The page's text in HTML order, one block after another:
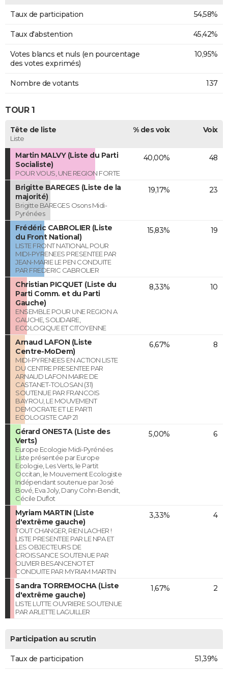
Taux de participation 54,58%
Taux d'abstention 45,42%
Votes blancs et nuls (en pourcentage
des votes exprimés)
10,95%
Nombre de votants 137
TOUR 1
Tête de liste
Liste
% des voix Voix
Martin MALVY (Liste du Parti
Socialiste)
POUR VOUS, UNE REGION FORTE
40,00% 48
Brigitte BAREGES (Liste de la
majorité)
Brigitte BAREGES Osons Midi-
Pyrénées
19,17% 23
Frédéric CABROLIER (Liste
du Front National)
LISTE FRONT NATIONAL POUR
MIDI-PYRENEES PRESENTEE PAR
JEAN-MARIE LE PEN CONDUITE
PAR FREDERIC CABROLIER
15,83% 19
Christian PICQUET (Liste du
Parti Comm. et du Parti
Gauche)
ENSEMBLE POUR UNE REGION A
GAUCHE, SOLIDAIRE,
ECOLOGIQUE ET CITOYENNE
8,33% 10
Arnaud LAFON (Liste
Centre-MoDem)
MIDI-PYRENEES EN ACTION LISTE
DU CENTRE PRESENTEE PAR
ARNAUD LAFON MAIRE DE
CASTANET-TOLOSAN (31)
SOUTENUE PAR FRANCOIS
BAYROU, LE MOUVEMENT
DEMOCRATE ET LE PARTI
ECOLOGISTE CAP 21
6,67% 8
Gérard ONESTA (Liste des
Verts)
Europe Ecologie Midi-Pyrénées
Liste présentée par Europe
Ecologie, Les Verts, le Partit
Occitan, le Mouvement Ecologiste
Indépendant soutenue par José
Bové, Eva Joly, Dany Cohn-Bendit,
Cécile Duflot
5,00% 6
Myriam MARTIN (Liste
d'extrême gauche)
TOUT CHANGER, RIEN LACHER !
LISTE PRESENTEE PAR LE NPA ET
LES OBJECTEURS DE
CROISSANCE SOUTENUE PAR
OLIVIER BESANCENOT ET
CONDUITE PAR MYRIAM MARTIN
3,33% 4
Sandra TORREMOCHA (Liste
d'extrême gauche)
LISTE LUTTE OUVRIERE SOUTENUE
PAR ARLETTE LAGUILLER
1,67% 2
Participation au scrutin
Taux de participation 51,39%